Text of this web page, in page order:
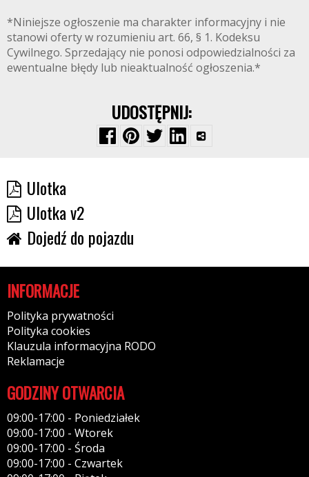
*Niniejsze ogłoszenie ma charakter informacyjny i nie
stanowi oferty w rozumieniu art. 66, § 1. Kodeksu
Cywilnego. Sprzedający nie ponosi odpowiedzialności za
ewentualne błędy lub nieaktualność ogłoszenia.*
UDOSTĘPNIJ:
Ulotka
Ulotka v2
Dojedź do pojazdu
INFORMACJE
Polityka prywatności
Polityka cookies
Klauzula informacyjna RODO
Reklamacje
GODZINY OTWARCIA
09:00-17:00 - Poniedziałek
09:00-17:00 - Wtorek
09:00-17:00 - Środa
09:00-17:00 - Czwartek